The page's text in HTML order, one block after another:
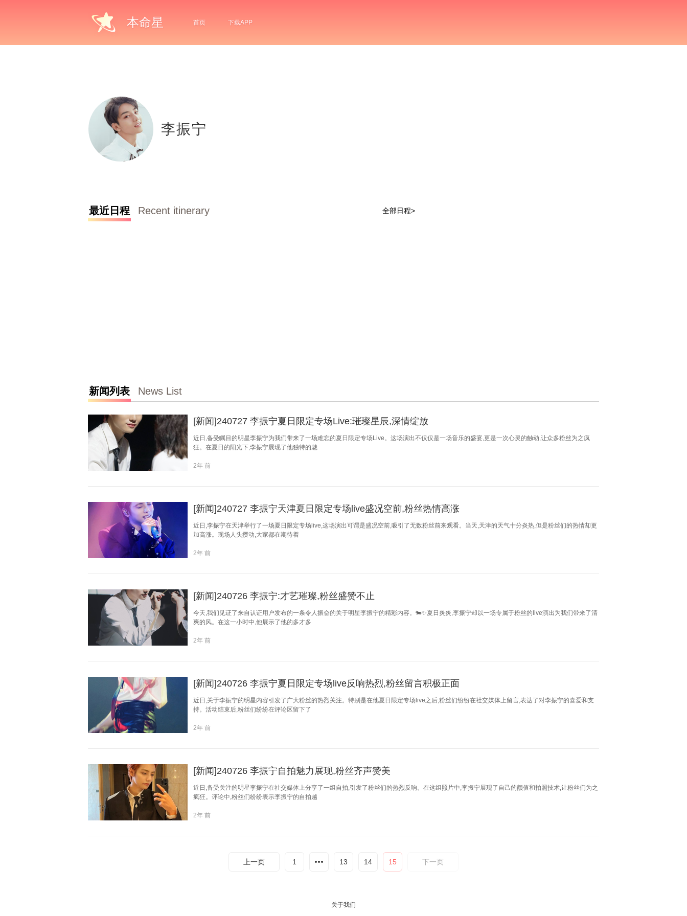
本命星 首页 下载APP
李振宁
最近日程 Recent itinerary 全部日程>
新闻列表 News List
[新闻]240727 李振宁夏日限定专场Live:璀璨星辰,深情绽放
近日,备受瞩目的明星李振宁为我们带来了一场难忘的夏日限定专场Live。这场演出不仅仅是一场音乐的盛宴,更是一次心灵的触动,让众多粉丝为之疯
狂。在夏日的阳光下,李振宁展现了他独特的魅
2年 前
[新闻]240727 李振宁天津夏日限定专场live盛况空前,粉丝热情高涨
近日,李振宁在天津举行了一场夏日限定专场live,这场演出可谓是盛况空前,吸引了无数粉丝前来观看。当天,天津的天气十分炎热,但是粉丝们的热情却更
加高涨。现场人头攒动,大家都在期待着
2年 前
[新闻]240726 李振宁:才艺璀璨,粉丝盛赞不止
今天,我们见证了来自认证用户发布的一条令人振奋的关于明星李振宁的精彩内容。🐄✨夏日炎炎,李振宁却以一场专属于粉丝的live演出为我们带来了清
爽的风。在这一小时中,他展示了他的多才多
2年 前
[新闻]240726 李振宁夏日限定专场live反响热烈,粉丝留言积极正面
近日,关于李振宁的明星内容引发了广大粉丝的热烈关注。特别是在他夏日限定专场live之后,粉丝们纷纷在社交媒体上留言,表达了对李振宁的喜爱和支
持。活动结束后,粉丝们纷纷在评论区留下了
2年 前
[新闻]240726 李振宁自拍魅力展现,粉丝齐声赞美
近日,备受关注的明星李振宁在社交媒体上分享了一组自拍,引发了粉丝们的热烈反响。在这组照片中,李振宁展现了自己的颜值和拍照技术,让粉丝们为之
疯狂。评论中,粉丝们纷纷表示李振宁的自拍越
2年 前
上一页 1 13 14 15 下一页
关于我们